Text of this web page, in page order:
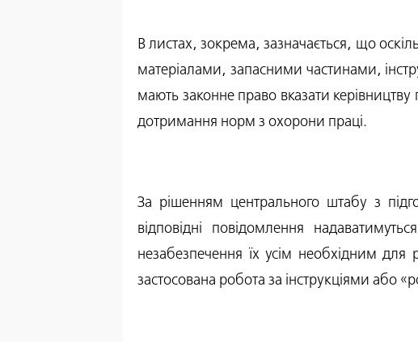
В листах, зокрема, зазначається, що
матеріалами, запасними частинами,
мають законне право вказати керівництву
дотримання норм з охорони праці.
За рішенням центрального штабу з
відповідні повідомлення
незабезпечення їх усім необхідним
застосована робота за інструкціями або